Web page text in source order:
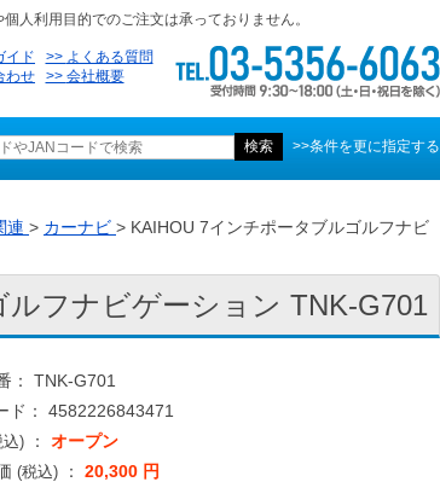
人利用目的でのご注文は承っておりません。
イド
よくある質問
わせ
会社概要
>>条件を更に指定する
連 > カーナビ > KAIHOU 7インチポータブルゴルフナビ
フナビゲーション TNK-G701
： TNK-G701
ド： 4582226843471
込) ： オープン
(税込) ： 20,300 円